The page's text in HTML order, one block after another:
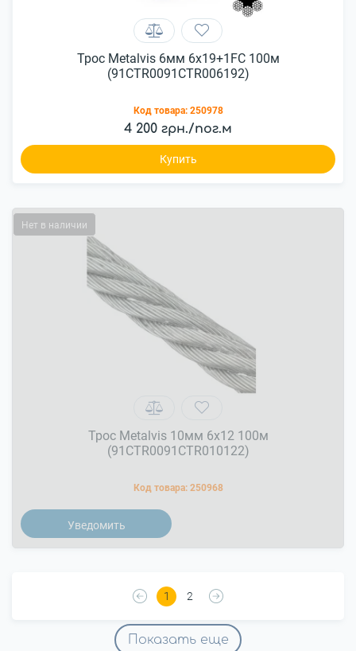
Трос Metalvis 6мм 6х19+1FC 100м
(91CTR0091CTR006192)
Код товара: 250978
4 200 грн./пог.м
Купить
Нет в наличии
Трос Metalvis 10мм 6х12 100м
(91CTR0091CTR010122)
Код товара: 250968
Уведомить
1 2
Показать еще